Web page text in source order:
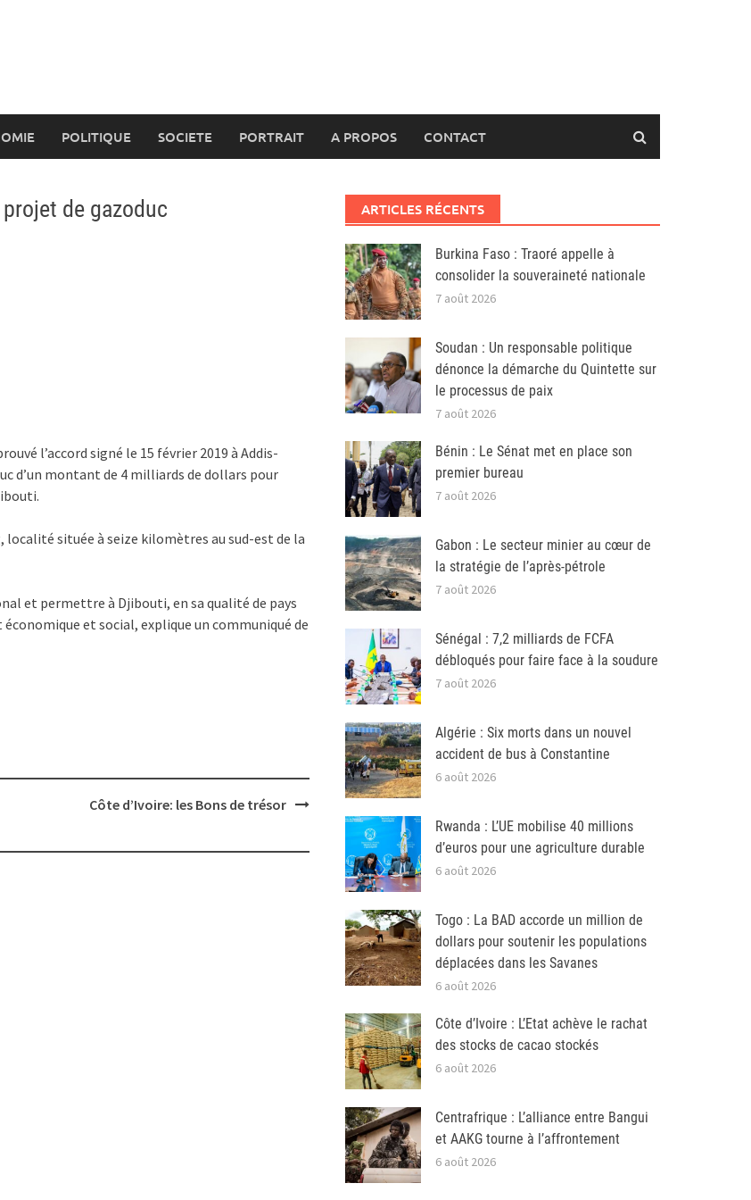
POLITIQUE SOCIETE PORTRAIT A PROPOS CONTACT
de gazoduc
l’accord signé le 15 février 2019 à Addis-
d’un montant de 4 milliards de dollars pour
située à seize kilomètres au sud-est de la
et permettre à Djibouti, en sa qualité de pays
et social, explique un communiqué de
Côte d’Ivoire: les Bons de trésor
ARTICLES RÉCENTS
Burkina Faso : Traoré appelle à
consolider la souveraineté nationale
7 août 2026
Soudan : Un responsable politique
dénonce la démarche du Quintette sur
le processus de paix
7 août 2026
Bénin : Le Sénat met en place son
premier bureau
7 août 2026
Gabon : Le secteur minier au cœur de
la stratégie de l’après-pétrole
7 août 2026
Sénégal : 7,2 milliards de FCFA
débloqués pour faire face à la soudure
7 août 2026
Algérie : Six morts dans un nouvel
accident de bus à Constantine
6 août 2026
Rwanda : L’UE mobilise 40 millions
d’euros pour une agriculture durable
6 août 2026
Togo : La BAD accorde un million de
dollars pour soutenir les populations
déplacées dans les Savanes
6 août 2026
Côte d’Ivoire : L’Etat achève le rachat
des stocks de cacao stockés
6 août 2026
Centrafrique : L’alliance entre Bangui
et AAKG tourne à l’affrontement
6 août 2026